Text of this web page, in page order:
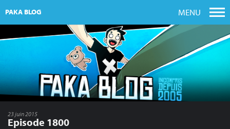
PAKA BLOG MENU
23 juin 2015
Episode 1800